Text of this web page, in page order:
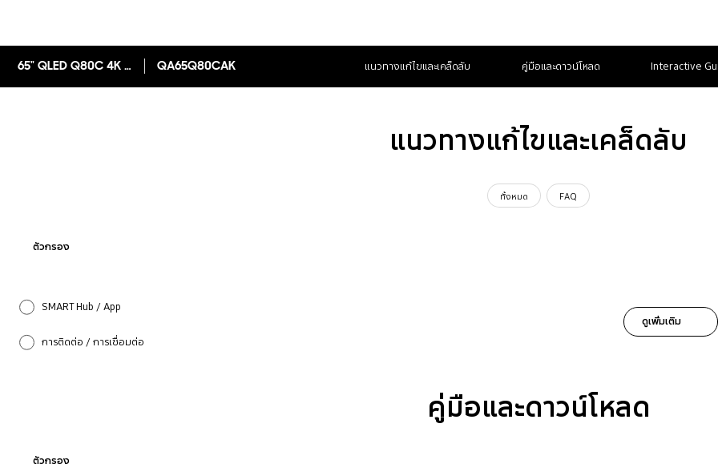
65" QLED Q80C 4K Smart TV QA65Q80CAK แนวทางแก้ไขและเคล็ดลับ คู่มือและดาวน์โหลด Interactive
แนวทางแก้ไขและเคล็ดลับ
ทั้งหมด FAQ
ตัวกรอง
SMART Hub / App
การติดต่อ / การเชื่อมต่อ
ดูเพิ่มเติม
คู่มือและดาวน์โหลด
ตัวกรอง